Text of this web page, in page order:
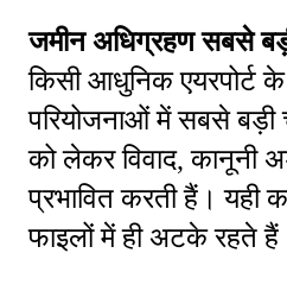
जमीन अधिग्रहण सबसे
किसी आधुनिक एयरपोर्ट
परियोजनाओं में सबसे बड़ी
को लेकर विवाद, कानूनी
प्रभावित करती हैं। यही
फाइलों में ही अटके रहते